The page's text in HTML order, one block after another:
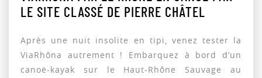
LE SITE CLASSÉ DE PIERRE CHÂTEL
Après une nuit insolite en tipi, venez tester la
ViaRhôna autrement ! Embarquez à bord d’un
canoë-kayak sur le Haut-Rhône Sauvage au